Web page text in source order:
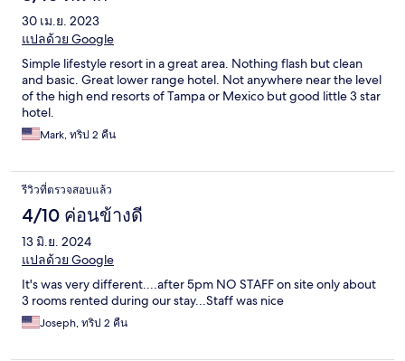
30 เม.ย. 2023
แปลด้วย Google
Simple lifestyle resort in a great area. Nothing flash but clean
and basic. Great lower range hotel. Not anywhere near the level
of the high end resorts of Tampa or Mexico but good little 3 star
hotel.
Mark, ทริป 2 คืน
รีวิวที่ตรวจสอบแล้ว
4/10 ค่อนข้างดี
13 มิ.ย. 2024
แปลด้วย Google
It's was very different....after 5pm NO STAFF on site only about
3 rooms rented during our stay...Staff was nice
Joseph, ทริป 2 คืน